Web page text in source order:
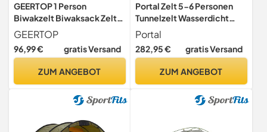
GEERTOP 1 Person
Biwakzelt Biwaksack Zelt
Trekkingzelt Campingzelt
Minipack Leicht, 3 bis 4
Jahreszeiten für Outdoor
und Klettern (Blatt,
GEERTOP
96,99 € gratis Versand
ZUM ANGEBOT
Portal Zelt 5-6 Personen
Tunnelzelt Wasserdicht
3000 mm 6 Mann Luxus
Campingzelt 2
Schlafkabinen mit
Bodenwanne XXL Groß
für Camping Reise Trekking
Portal
282,95 € gratis Versand
ZUM ANGEBOT